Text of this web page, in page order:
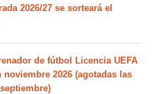
2026/27 se sorteará el
de fútbol Licencia UEFA
noviembre 2026 (agotadas las